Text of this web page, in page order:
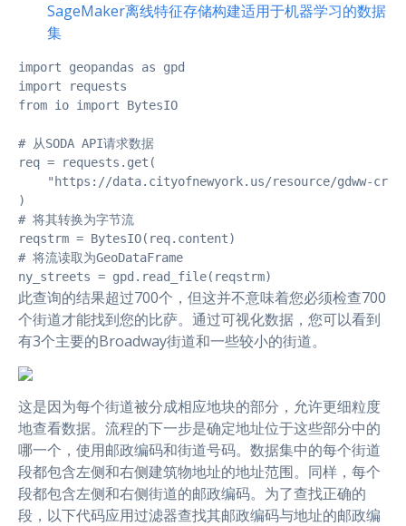
SageMaker离线特征存储构建适用于机器学习的数据
集
import geopandas as gpd
import requests
from io import BytesIO
# 从SODA API请求数据
req = requests.get(
"https://data.cityofnewyork.us/resource/gdww-
)
# 将其转换为字节流
reqstrm = BytesIO(req.content)
# 将流读取为GeoDataFrame
ny_streets = gpd.read_file(reqstrm)
此查询的结果超过700个，但这并不意味着您必须检查700
个街道才能找到您的比萨。通过可视化数据，您可以看到
有3个主要的Broadway街道和一些较小的街道。
这是因为每个街道被分成相应地块的部分，允许更细粒度
地查看数据。流程的下一步是确定地址位于这些部分中的
哪一个，使用邮政编码和街道号码。数据集中的每个街道
段都包含左侧和右侧建筑物地址的地址范围。同样，每个
段都包含左侧和右侧街道的邮政编码。为了查找正确的
段，以下代码应用过滤器查找其邮政编码与地址的邮政编